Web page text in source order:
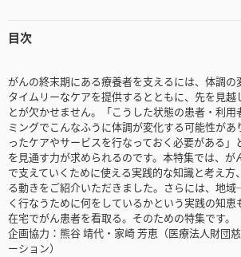
目次
がんの終末期にある療養者を支えるには、体調の
タイムリーなケアを提供するとともに、先を見越
とが欠かせません。「こうした状態の患者・利用
ミングでこんなふうに体調が変化する可能性があ
ったケアやサービスを行なっておく必要がある」
を見通す力が求められるのです。本特集では、
で支えていくために使える実践的な知識と考え
る動きをご紹介いただきました。さらには、地
く行なうために何をしているかという実践の知恵
在宅でがん患者を看取る。そのための特集です。
企画協力：熊谷 靖代・家崎 芳恵（医療法人財団
ーション）